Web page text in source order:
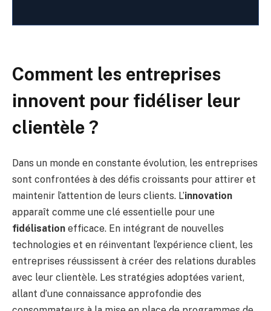
Comment les entreprises
innovent pour fidéliser leur
clientèle ?
Dans un monde en constante évolution, les entreprises
sont confrontées à des défis croissants pour attirer et
maintenir l’attention de leurs clients. L’innovation
apparaît comme une clé essentielle pour une
fidélisation efficace. En intégrant de nouvelles
technologies et en réinventant l’expérience client, les
entreprises réussissent à créer des relations durables
avec leur clientèle. Les stratégies adoptées varient,
allant d’une connaissance approfondie des